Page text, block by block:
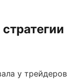
у трейдеров